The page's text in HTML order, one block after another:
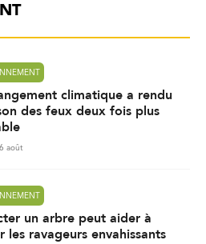
climatique a rendu
des feux deux fois plus
août
un arbre peut aider à
les ravageurs envahissants